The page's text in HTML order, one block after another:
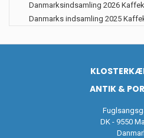
Danmarksindsamling 2026
Danmarks indsamling 2025
ANTIK &
DK - 9550